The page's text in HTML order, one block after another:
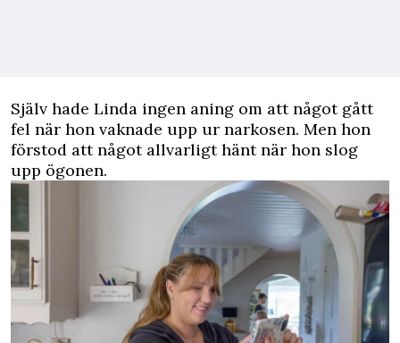
Själv hade Linda ingen aning om att något gått
fel när hon vaknade upp ur narkosen. Men hon
förstod att något allvarligt hänt när hon slog
upp ögonen.